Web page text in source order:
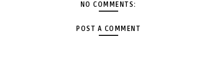
NO COMMENTS:
POST A COMMENT